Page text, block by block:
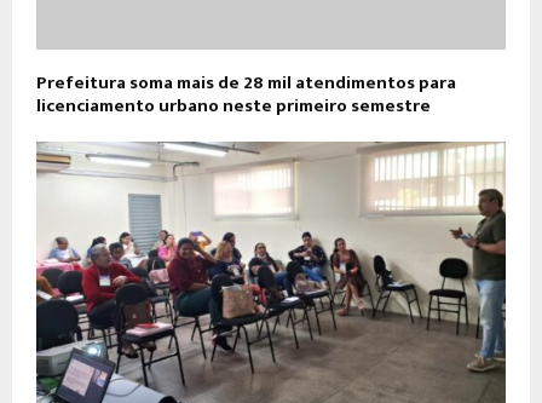
Prefeitura soma mais de 28 mil atendimentos para
licenciamento urbano neste primeiro semestre